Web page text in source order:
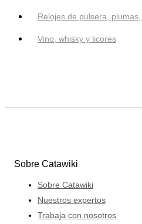
Relojes de pulsera,
Vino, whisky y licores
Sobre Catawiki
Sobre Catawiki
Nuestros expertos
Trabaja con nosotros